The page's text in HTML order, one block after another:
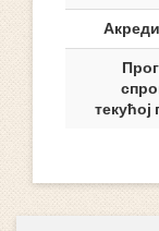
текућој